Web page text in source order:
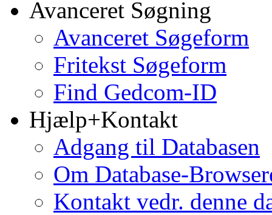
Avanceret Søgning
Avanceret Søgeform
Fritekst Søgeform
Find Gedcom-ID
Hjælp+Kontakt
Adgang til Databasen
Om Database-
Kontakt vedr. denne